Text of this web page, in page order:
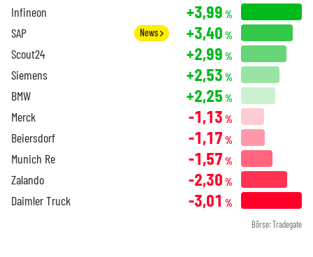
Infineon +3,99 %
SAP News +3,40 %
Scout24 +2,99 %
Siemens +2,53 %
BMW +2,25 %
Merck -1,13 %
Beiersdorf -1,17 %
Munich Re -1,57 %
Zalando -2,30 %
Daimler Truck -3,01 %
Börse: Tradegate